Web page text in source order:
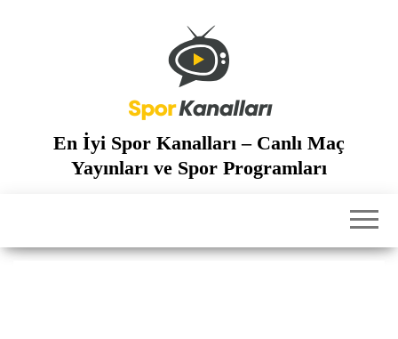
En İyi Spor Kanalları – Canlı Maç
Yayınları ve Spor Programları